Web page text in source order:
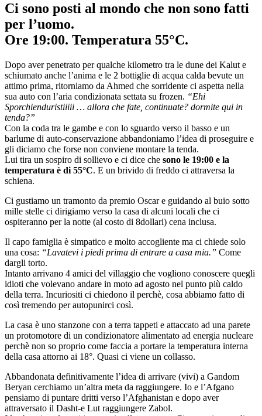
Ci sono posti al mondo che non sono fatti
per l’uomo.
Ore 19:00. Temperatura 55°C.
Dopo aver penetrato per qualche kilometro tra le dune dei Kalut e
schiumato anche l’anima e le 2 bottiglie di acqua calda bevute un
attimo prima, ritorniamo da Ahmed che sorridente ci aspetta nella
sua auto con l’aria condizionata settata su frozen. “Ehi
Sporchienduristiiiii … allora che fate, continuate? dormite qui in
tenda?”
Con la coda tra le gambe e con lo sguardo verso il basso e un
barlume di auto-conservazione abbandoniamo l’idea di proseguire e
gli diciamo che forse non conviene montare la tenda.
Lui tira un sospiro di sollievo e ci dice che sono le 19:00 e la
temperatura è di 55°C. E un brivido di freddo ci attraversa la
schiena.
Ci gustiamo un tramonto da premio Oscar e guidando al buio sotto
mille stelle ci dirigiamo verso la casa di alcuni locali che ci
ospiteranno per la notte (al costo di 8dollari) cena inclusa.
Il capo famiglia è simpatico e molto accogliente ma ci chiede solo
una cosa: “Lavatevi i piedi prima di entrare a casa mia.” Come
dargli torto.
Intanto arrivano 4 amici del villaggio che vogliono conoscere quegli
idioti che volevano andare in moto ad agosto nel punto più caldo
della terra. Incuriositi ci chiedono il perchè, cosa abbiamo fatto di
così tremendo per autopunirci così.
La casa è uno stanzone con a terra tappeti e attaccato ad una parete
un protomotore di un condizionatore alimentato ad energia nucleare
perchè non so proprio come faccia a portare la temperatura interna
della casa attorno ai 18°. Quasi ci viene un collasso.
Abbandonata definitivamente l’idea di arrivare (vivi) a Gandom
Beryan cerchiamo un’altra meta da raggiungere. Io e l’Afgano
pensiamo di puntare dritti verso l’Afghanistan e dopo aver
attraversato il Dasht-e Lut raggiungere Zabol.